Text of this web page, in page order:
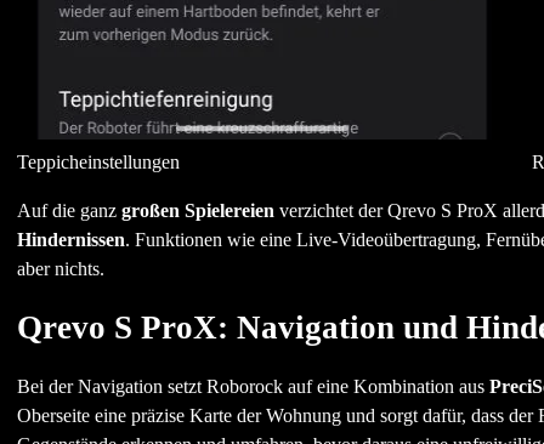
Teppicheinstellungen
Auf die ganz großen Spielereien verzichtet der Qrevo S ProX
Hindernissen. Funktionen wie eine Live-Videoübertragung,
aber nichts.
Qrevo S ProX: Navigation und
Bei der Navigation setzt Roborock auf eine Kombination aus
Oberseite eine präzise Karte der Wohnung und sorgt dafür, dass